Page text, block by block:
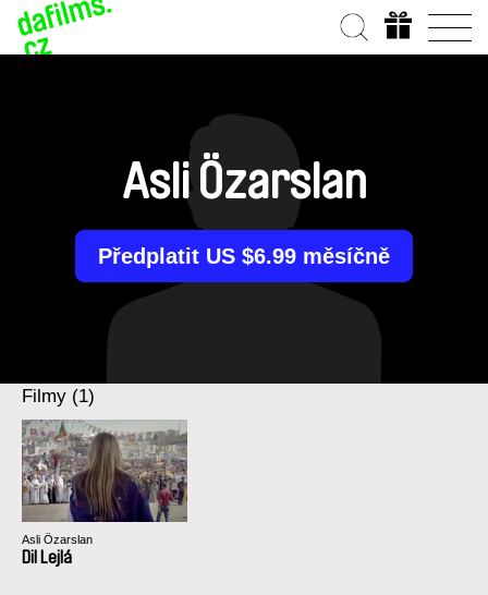
Asli Özarslan
Předplatit US $6.99 měsíčně
Filmy (1)
Asli Özarslan
Dil Lejlá